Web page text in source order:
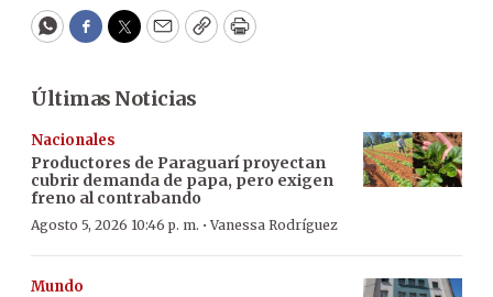
WhatsApp
Facebook
Twitter
EmailCopyPrint
Últimas Noticias
Nacionales
Productores de Paraguarí proyectan
cubrir demanda de papa, pero exigen
freno al contrabando
Agosto 5, 2026 10:46 p. m. ·Vanessa Rodríguez
Mundo